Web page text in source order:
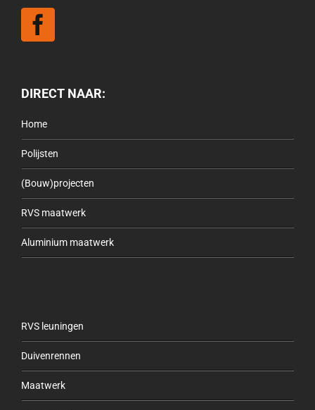
DIRECT NAAR:
Home
Polijsten
(Bouw)projecten
RVS maatwerk
Aluminium maatwerk
RVS leuningen
Duivenrennen
Maatwerk